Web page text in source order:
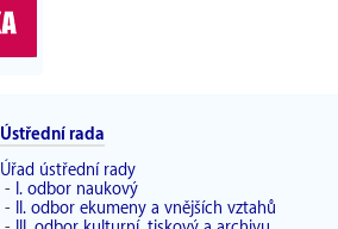
Ústřední rada
Úřad ústřední rady
- I. odbor naukový
-
II. odbor ekumeny a vnějších vztahů